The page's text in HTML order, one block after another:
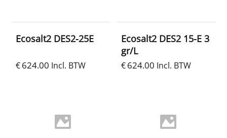
Ecosalt2 DES2-25E
€624.00 Incl. BTW
Ecosalt2 DES2 15-E 3
gr/L
€624.00 Incl. BTW